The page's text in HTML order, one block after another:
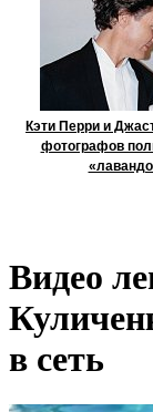
Кэти Перри и
фотографов
Видео
в сеть